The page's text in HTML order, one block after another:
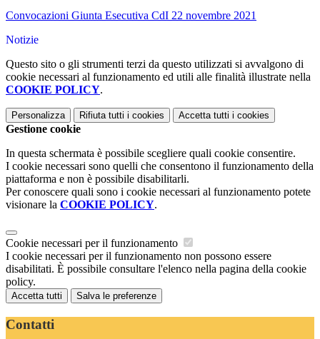
Convocazioni Giunta Esecutiva CdI 22 novembre 2021
Notizie
Questo sito o gli strumenti terzi da questo utilizzati si avvalgono di
cookie necessari al funzionamento ed utili alle finalità illustrate nella
COOKIE POLICY.
Personalizza Rifiuta tutti i cookies Accetta tutti i cookies
Gestione cookie
In questa schermata è possibile scegliere quali cookie consentire.
I cookie necessari sono quelli che consentono il funzionamento della
piattaforma e non è possibile disabilitarli.
Per conoscere quali sono i cookie necessari al funzionamento potete
visionare la COOKIE POLICY.
Cookie necessari per il funzionamento
I cookie necessari per il funzionamento non possono essere
disabilitati. È possibile consultare l'elenco nella pagina della cookie
policy.
Accetta tutti Salva le preferenze
Contatti